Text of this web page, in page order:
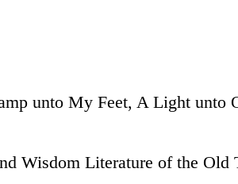
unto My Feet, A Light unto
Literature of the Old